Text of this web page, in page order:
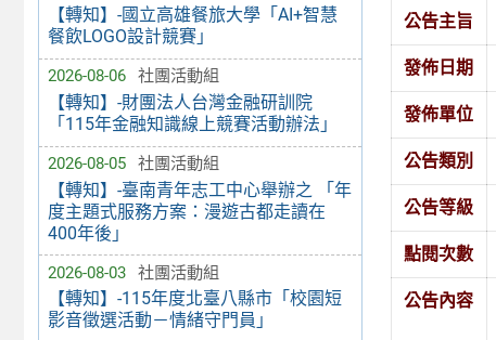
【轉知】-國立高雄餐旅大學「AI+智慧
餐飲LOGO設計競賽」
2026-08-06 社團活動組
【轉知】-財團法人台灣金融研訓院
「115年金融知識線上競賽活動辦法」
2026-08-05 社團活動組
【轉知】-臺南青年志工中心舉辦之 「年
度主題式服務方案：漫遊古都走讀在
400年後」
2026-08-03 社團活動組
【轉知】-115年度北臺八縣市「校園短
影音徵選活動－情緒守門員」
公告主旨
發佈日期
發佈單位
公告類別
公告等級
點閱次數
公告內容